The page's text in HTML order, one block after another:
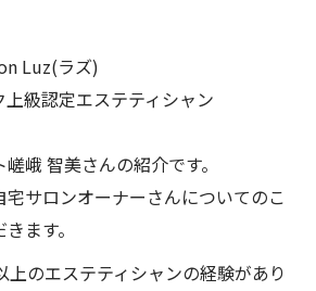
Luz(ラズ)
級認定エステティシャン
峨 智美さんの紹介です。
サロンオーナーさんについてのこ
ます。
上のエステティシャンの経験があり